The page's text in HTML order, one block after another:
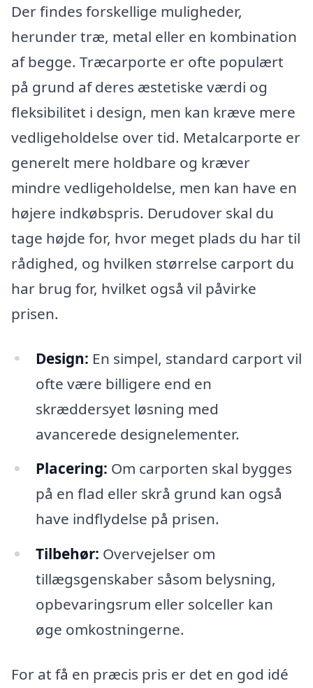
Der findes forskellige muligheder,
herunder træ, metal eller en kombination
af begge. Træcarporte er ofte populært
på grund af deres æstetiske værdi og
fleksibilitet i design, men kan kræve mere
vedligeholdelse over tid. Metalcarporte er
generelt mere holdbare og kræver
mindre vedligeholdelse, men kan have en
højere indkøbspris. Derudover skal du
tage højde for, hvor meget plads du har til
rådighed, og hvilken størrelse carport du
har brug for, hvilket også vil påvirke
prisen.
Design: En simpel, standard carport vil
ofte være billigere end en
skræddersyet løsning med
avancerede designelementer.
Placering: Om carporten skal bygges
på en flad eller skrå grund kan også
have indflydelse på prisen.
Tilbehør: Overvejelser om
tillægsgenskaber såsom belysning,
opbevaringsrum eller solceller kan
øge omkostningerne.
For at få en præcis pris er det en god idé